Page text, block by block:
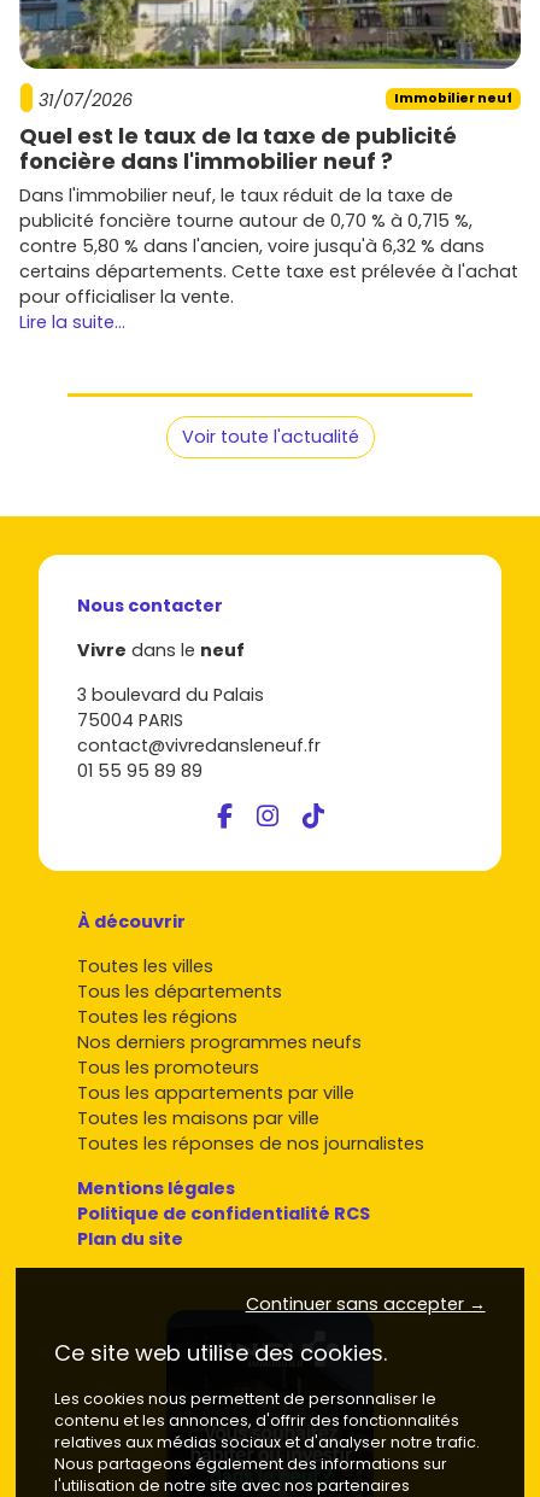
31/07/2026 Immobilier neuf
Quel est le taux de la taxe de publicité
foncière dans l'immobilier neuf ?
Dans l'immobilier neuf, le taux réduit de la taxe de
publicité foncière tourne autour de 0,70 % à 0,715 %,
contre 5,80 % dans l'ancien, voire jusqu'à 6,32 % dans
certains départements. Cette taxe est prélevée à l'achat
pour officialiser la vente.
Lire la suite...
Voir toute l'actualité
Nous contacter
Vivre dans le neuf
3 boulevard du Palais
75004 PARIS
contact@vivredansleneuf.fr
01 55 95 89 89
À découvrir
Toutes les villes
Tous les départements
Toutes les régions
Nos derniers programmes neufs
Tous les promoteurs
Tous les appartements par ville
Toutes les maisons par ville
Toutes les réponses de nos journalistes
Mentions légales
Politique de confidentialité RCS
Plan du site
Continuer sans accepter →
Ce site web utilise des cookies.
Les cookies nous permettent de personnaliser le
contenu et les annonces, d'offrir des fonctionnalités
relatives aux médias sociaux et d'analyser notre trafic.
Nous partageons également des informations sur
l'utilisation de notre site avec nos partenaires